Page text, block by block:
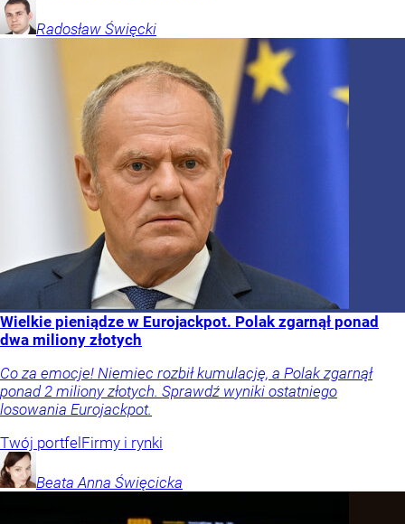
Radosław Święcki
Wielkie pieniądze w Eurojackpot. Polak zgarnął ponad
dwa miliony złotych
Co za emocje! Niemiec rozbił kumulację, a Polak zgarnął
ponad 2 miliony złotych. Sprawdź wyniki ostatniego
losowania Eurojackpot.
Twój portfel Firmy i rynki
Beata Anna Święcicka